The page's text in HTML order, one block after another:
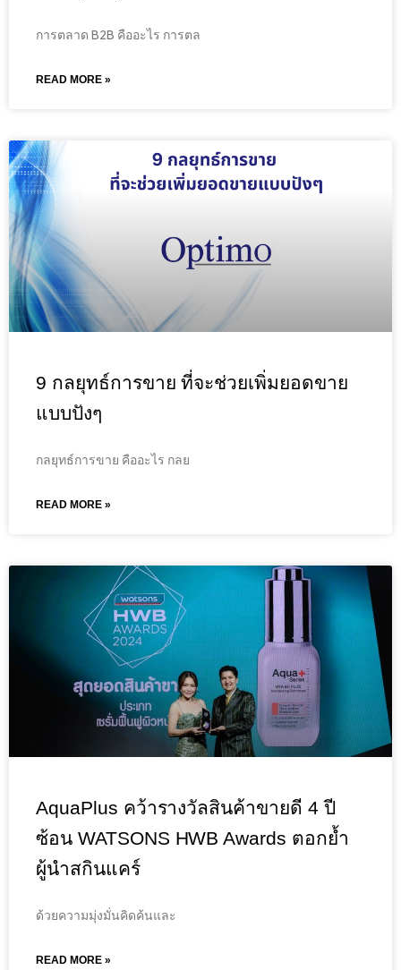
การตลาด B2B คืออะไร การตล
READ MORE »
9 กลยุทธ์การขาย ที่จะช่วยเพิ่มยอดขาย
แบบปังๆ
กลยุทธ์การขาย คืออะไร กลย
READ MORE »
AquaPlus คว้ารางวัลสินค้าขายดี 4 ปี
ซ้อน WATSONS HWB Awards ตอกย้ำ
ผู้นำสกินแคร์
ด้วยความมุ่งมั่นคิดค้นและ
READ MORE »